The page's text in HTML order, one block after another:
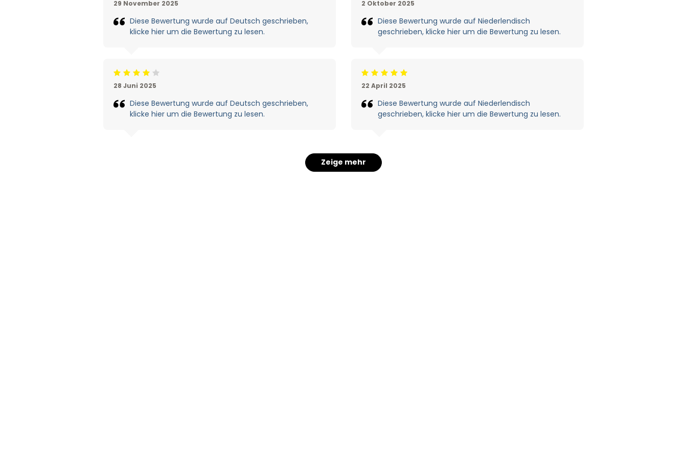
29 November 2025
Diese Bewertung wurde auf Deutsch geschrieben,
klicke hier um die Bewertung zu lesen.
Beoordeling: 4/5
28 Juni 2025
Diese Bewertung wurde auf Deutsch geschrieben,
klicke hier um die Bewertung zu lesen.
2 Oktober 2025
Diese Bewertung wurde auf Niederlendisch
geschrieben, klicke hier um die Bewertung zu lesen.
Beoordeling: 5/5
22 April 2025
Diese Bewertung wurde auf Niederlendisch
geschrieben, klicke hier um die Bewertung zu lesen.
Zeige mehr